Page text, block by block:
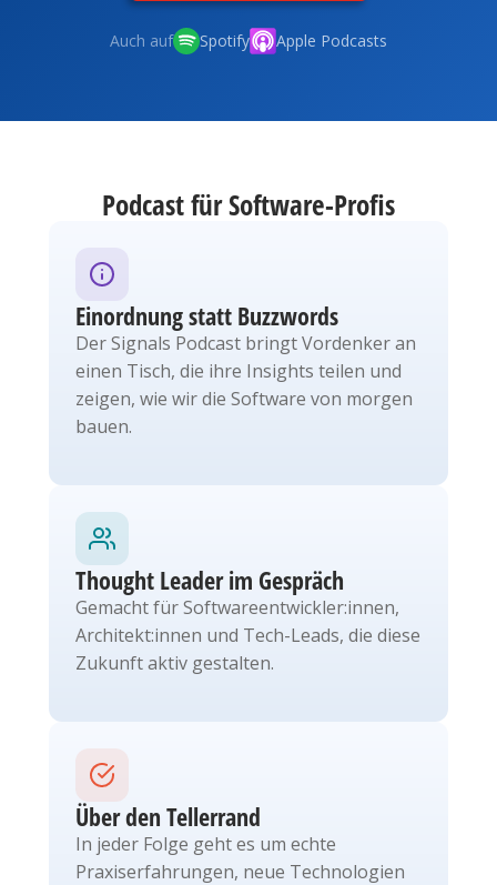
Auch auf Spotify Apple Podcasts
Podcast für Software-Profis
Einordnung statt Buzzwords
Der Signals Podcast bringt Vordenker an
einen Tisch, die ihre Insights teilen und
zeigen, wie wir die Software von morgen
bauen.
Thought Leader im Gespräch
Gemacht für Softwareentwickler:innen,
Architekt:innen und Tech-Leads, die diese
Zukunft aktiv gestalten.
Über den Tellerrand
In jeder Folge geht es um echte
Praxiserfahrungen, neue Technologien